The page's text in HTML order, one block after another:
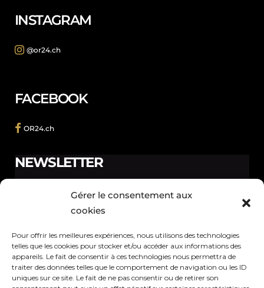
Gérer le consentement aux
cookies
Pour offrir les meilleures expériences, nous utilisons des technologies
telles que les cookies pour stocker et/ou accéder aux informations des
appareils. Le fait de consentir à ces technologies nous permettra de
traiter des données telles que le comportement de navigation ou les ID
uniques sur ce site. Le fait de ne pas consentir ou de retirer son
INSTAGRAM
@or24.ch
FACEBOOK
OR24.ch
NEWSLETTER
nous réservons à nos fidèles abonnés.
Votre adresse de messagerie est uniquement utilisée pour vous
envoyer notre lettre d'information ainsi que des informations